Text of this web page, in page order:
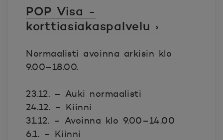
POP Visa -
korttiasiakaspalvelu ›
Normaalisti avoinna arkisin klo
9.00–18.00.
23.12. – Auki normaalisti
24.12. – Kiinni
31.12. – Avoinna klo 9.00–14.00
6.1. – Kiinni